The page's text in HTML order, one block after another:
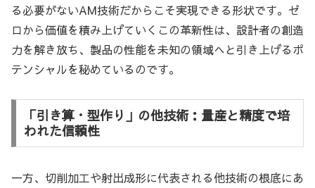
る必要がないAM技術だからこそ実現できる形状です。ゼ
ロから価値を積み上げていくこの革新性は、設計者の創造
力を解き放ち、製品の性能を未知の領域へと引き上げるポ
テンシャルを秘めているのです。
「引き算・型作り」の他技術：量産と精度で培
われた信頼性
一方、切削加工や射出成形に代表される他技術の根底にあ